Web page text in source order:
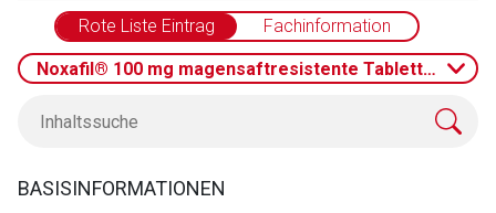
Rote Liste Eintrag Fachinformation
Noxafil® 100 mg magensaftresistente Tabletten
BASISINFORMATIONEN